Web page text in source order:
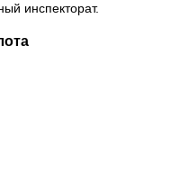
инспекторат.